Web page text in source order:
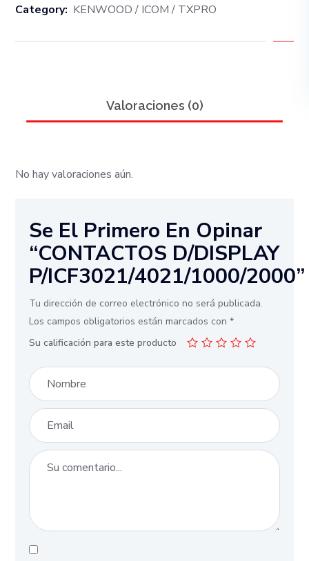
Category: KENWOOD / ICOM / TXPRO
Valoraciones (0)
No hay valoraciones aún.
Se El Primero En Opinar
“CONTACTOS D/DISPLAY
P/ICF3021/4021/1000/2000”
Tu dirección de correo electrónico no será publicada.
Los campos obligatorios están marcados con*
Su calificación para este producto